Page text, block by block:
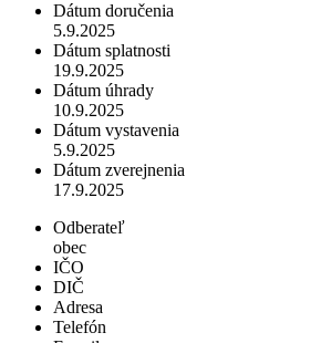
Dátum doručenia
5.9.2025
Dátum splatnosti
19.9.2025
Dátum úhrady
10.9.2025
Dátum vystavenia
5.9.2025
Dátum zverejnenia
17.9.2025
Odberateľ
obec
IČO
DIČ
Adresa
Telefón